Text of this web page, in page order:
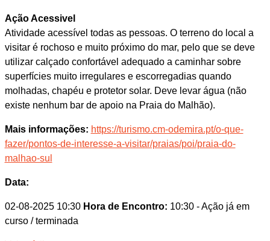
Ação Acessivel
Atividade acessível todas as pessoas. O terreno do local a
visitar é rochoso e muito próximo do mar, pelo que se deve
utilizar calçado confortável adequado a caminhar sobre
superfícies muito irregulares e escorregadias quando
molhadas, chapéu e protetor solar. Deve levar água (não
existe nenhum bar de apoio na Praia do Malhão).
Mais informações: https://turismo.cm-odemira.pt/o-que-
fazer/pontos-de-interesse-a-visitar/praias/poi/praia-do-
malhao-sul
Data:
02-08-2025 10:30 Hora de Encontro: 10:30 - Ação já em
curso / terminada